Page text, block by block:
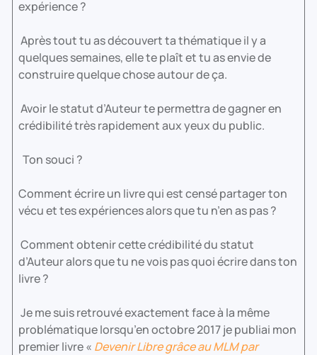
expérience ?
Après tout tu as découvert ta thématique il y a
quelques semaines, elle te plaît et tu as envie de
construire quelque chose autour de ça.
Avoir le statut d’Auteur te permettra de gagner en
crédibilité très rapidement aux yeux du public.
Ton souci ?
Comment écrire un livre qui est censé partager ton
vécu et tes expériences alors que tu n’en as pas ?
Comment obtenir cette crédibilité du statut
d’Auteur alors que tu ne vois pas quoi écrire dans ton
livre ?
Je me suis retrouvé exactement face à la même
problématique lorsqu’en octobre 2017 je publiai mon
premier livre « Devenir Libre grâce au MLM par